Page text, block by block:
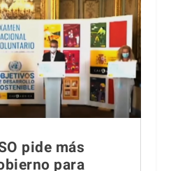
pide más
para